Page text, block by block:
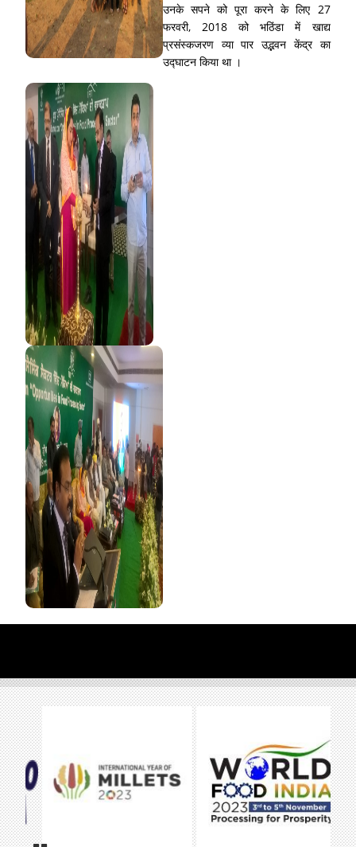
उनके सपने को पूरा करने के लिए 27
फरवरी, 2018 को भठिंडा में खाद्य
प्रसंस्कजरण व्या पार उद्भवन केंद्र का
उद्घाटन किया था ।